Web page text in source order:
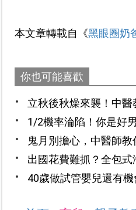
本文章轉載自《黑眼圈奶
你也可能喜歡
立秋後秋燥來襲！中
1/2機率淪陷！你是好
鬼月別擔心，中醫師
出國花費難抓？全包式
40歲做試管嬰兒還有